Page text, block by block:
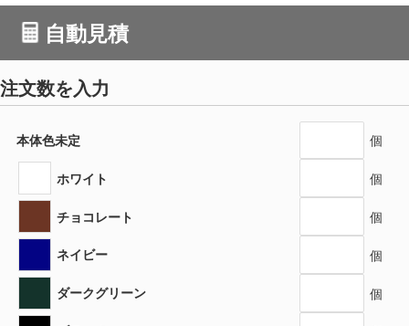
自動見積
注文数を入力
本体色未定 個
ホワイト 個
チョコレート 個
ネイビー 個
ダークグリーン 個